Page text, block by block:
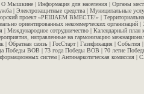
О Мышкине | Информация для населения | Органы
| Электрозащитные средства | Муниципальные
проект «РЕШАЕМ ВМЕСТЕ!» |
ориентированных некоммерческих организаций |
| Международное сотрудничество | Календарный план
направленные на гармонизацию
| Обратная связь | ГосСтарт| Газификация | События
Победы ВОВ | 73 года Победы ВОВ | 70 летие
систем | Антинаркотическая комиссия |